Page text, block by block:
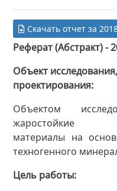
Скачать отчет за
Реферат (Абстракт) -
Объект
проектирования
Объектом
жаростойкие
материалы на
техногенного
Цель работы